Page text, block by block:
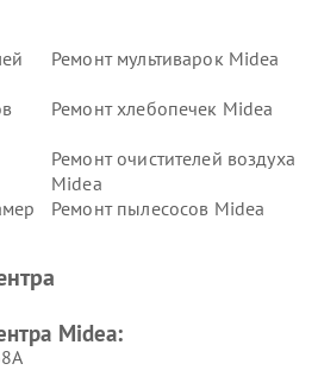
Ремонт мультиварок Midea
Ремонт хлебопечек Midea
Ремонт очистителей воздуха
Midea
Ремонт пылесосов Midea
Midea
Midea: